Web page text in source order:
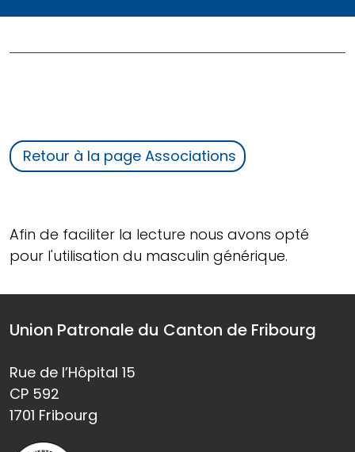
Retour à la page Associations
Afin de faciliter la lecture nous avons opté
pour l'utilisation du masculin générique.
Union Patronale du Canton de Fribourg
Rue de l’Hôpital 15
CP 592
1701 Fribourg